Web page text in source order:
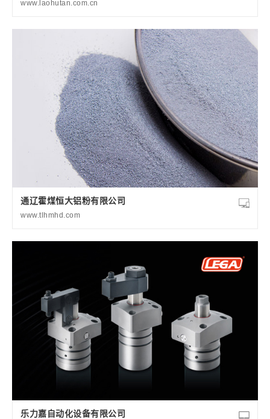
www.laohutan.com.cn
通辽霍煤恒大铝粉有限公司
www.tlhmhd.com
乐力嘉自动化设备有限公司